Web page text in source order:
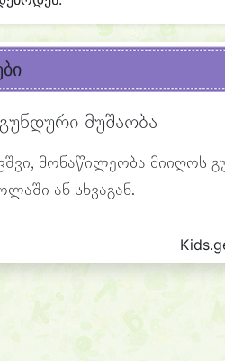
მუშაობა
მონაწილეობა მიიღოს
ან სხვაგან.